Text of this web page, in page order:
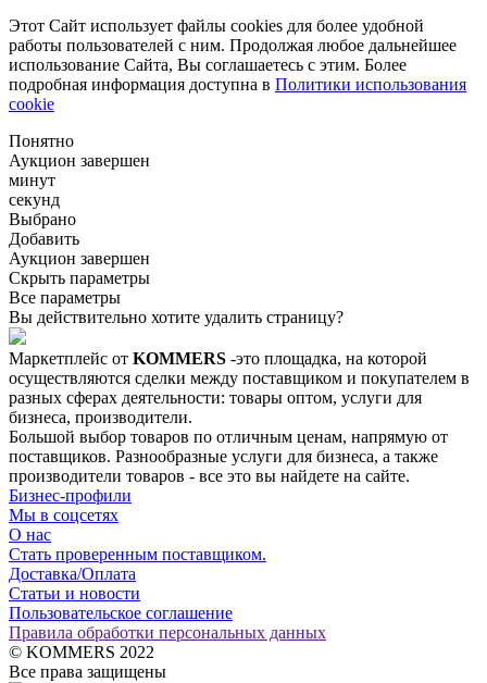
Этот Сайт использует файлы cookies для более удобной
работы пользователей с ним. Продолжая любое дальнейшее
использование Сайта, Вы соглашаетесь с этим. Более
подробная информация доступна в Политики использования
cookie
Понятно
Аукцион завершен
минут
секунд
Выбрано
Добавить
Аукцион завершен
Скрыть параметры
Все параметры
Вы действительно хотите удалить страницу?
Маркетплейс от KOMMERS -это площадка, на которой
осуществляются сделки между поставщиком и покупателем в
разных сферах деятельности: товары оптом, услуги для
бизнеса, производители.
Большой выбор товаров по отличным ценам, напрямую от
поставщиков. Разнообразные услуги для бизнеса, а также
производители товаров - все это вы найдете на сайте.
Бизнес-профили
Мы в соцсетях
О нас
Стать проверенным поставщиком.
Доставка/Оплата
Статьи и новости
Пользовательское соглашение
Правила обработки персональных данных
© KOMMERS 2022
Все права защищены